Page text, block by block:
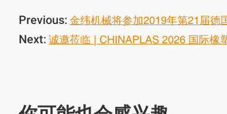
Previous: 金纬机械将参加2019年第21届德
Next: 诚邀莅临 | CHINAPLAS 2026 国际橡